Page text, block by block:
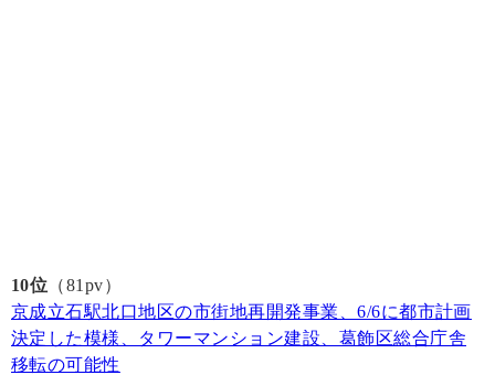
10位 （81pv）
京成立石駅北口地区の市街地再開発事業、6/6に都市計画
決定した模様、タワーマンション建設、葛飾区総合庁舎
移転の可能性